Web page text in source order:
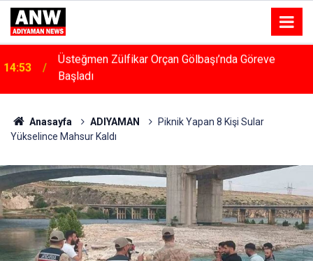
14:48 Menfeze Çarpan Araç Sürücüsü Yaralandı
Anasayfa ADIYAMAN
Piknik Yapan 8 Kişi Sular
Yükselince Mahsur Kaldı